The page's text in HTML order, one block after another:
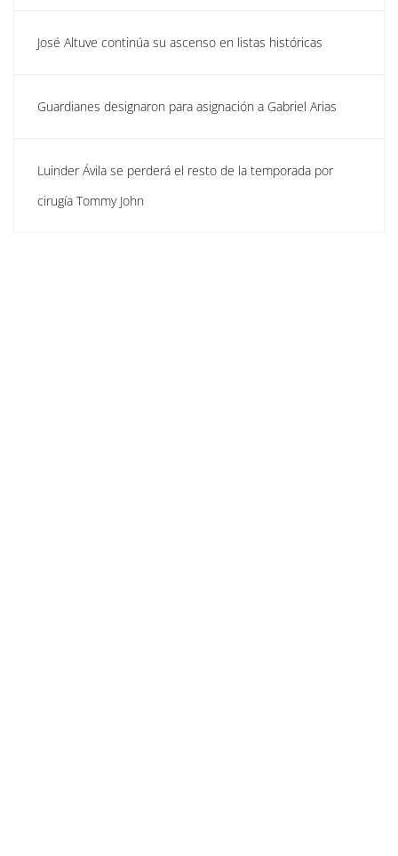
José Altuve continúa su ascenso en listas históricas
Guardianes designaron para asignación a Gabriel Arias
Luinder Ávila se perderá el resto de la temporada por
cirugía Tommy John